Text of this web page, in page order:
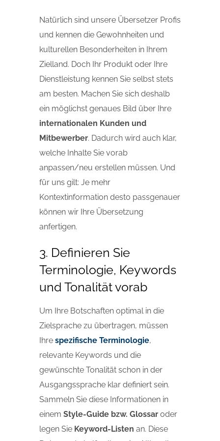
Natürlich sind unsere Übersetzer Profis
und kennen die Gewohnheiten und
kulturellen Besonderheiten in Ihrem
Zielland. Doch Ihr Produkt oder Ihre
Dienstleistung kennen Sie selbst stets
am besten. Machen Sie sich deshalb
ein möglichst genaues Bild über Ihre
internationalen Kunden und
Mitbewerber. Dadurch wird auch klar,
welche Inhalte Sie vorab
anpassen/neu erstellen müssen. Und
für uns gilt: Je mehr
Kontextinformation desto passgenauer
können wir Ihre Übersetzung
anfertigen.
3. Definieren Sie
Terminologie, Keywords
und Tonalität vorab
Um Ihre Botschaften optimal in die
Zielsprache zu übertragen, müssen
Ihre spezifische Terminologie,
relevante Keywords und die
gewünschte Tonalität schon in der
Ausgangssprache klar definiert sein.
Sammeln Sie diese Informationen in
einem Style-Guide bzw. Glossaroder
legen Sie Keyword-Listen an. Diese